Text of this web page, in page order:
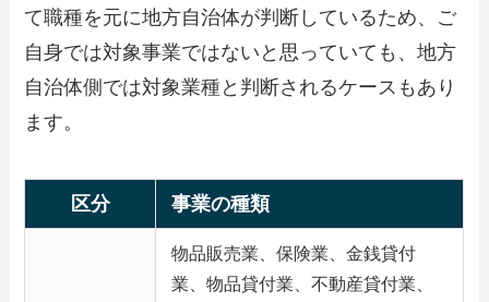
て職種を元に地方自治体が判断しているため、ご
自身では対象事業ではないと思っていても、地方
自治体側では対象業種と判断されるケースもあり
ます。
区分 事業の種類
物品販売業、保険業、金銭貸付
業、物品貸付業、不動産貸付業、